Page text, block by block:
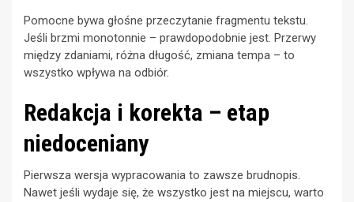
Pomocne bywa głośne przeczytanie fragmentu tekstu.
Jeśli brzmi monotonnie – prawdopodobnie jest. Przerwy
między zdaniami, różna długość, zmiana tempa – to
wszystko wpływa na odbiór.
Redakcja i korekta – etap
niedoceniany
Pierwsza wersja wypracowania to zawsze brudnopis.
Nawet jeśli wydaje się, że wszystko jest na miejscu, warto